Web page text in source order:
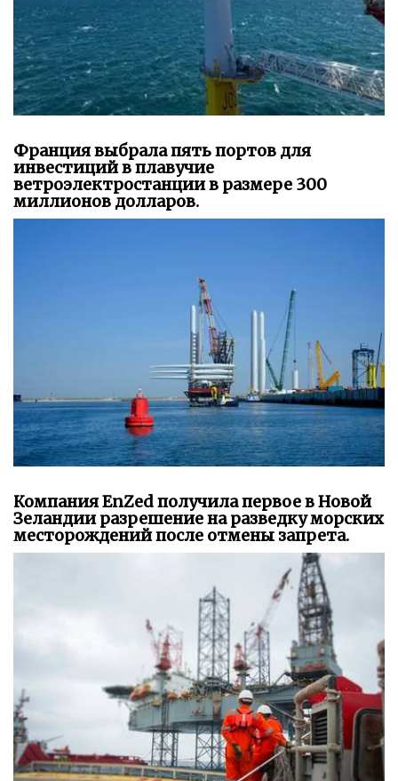
Франция выбрала пять портов для
инвестиций в плавучие
ветроэлектростанции в размере 300
миллионов долларов.
Компания EnZed получила первое в Новой
Зеландии разрешение на разведку морских
месторождений после отмены запрета.